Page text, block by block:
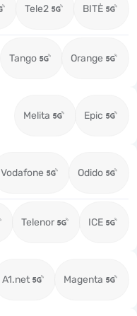
Tele2 BITĖ
Tango Orange
Melita Epic
Vodafone Odido
Telenor ICE
A1.net Magenta